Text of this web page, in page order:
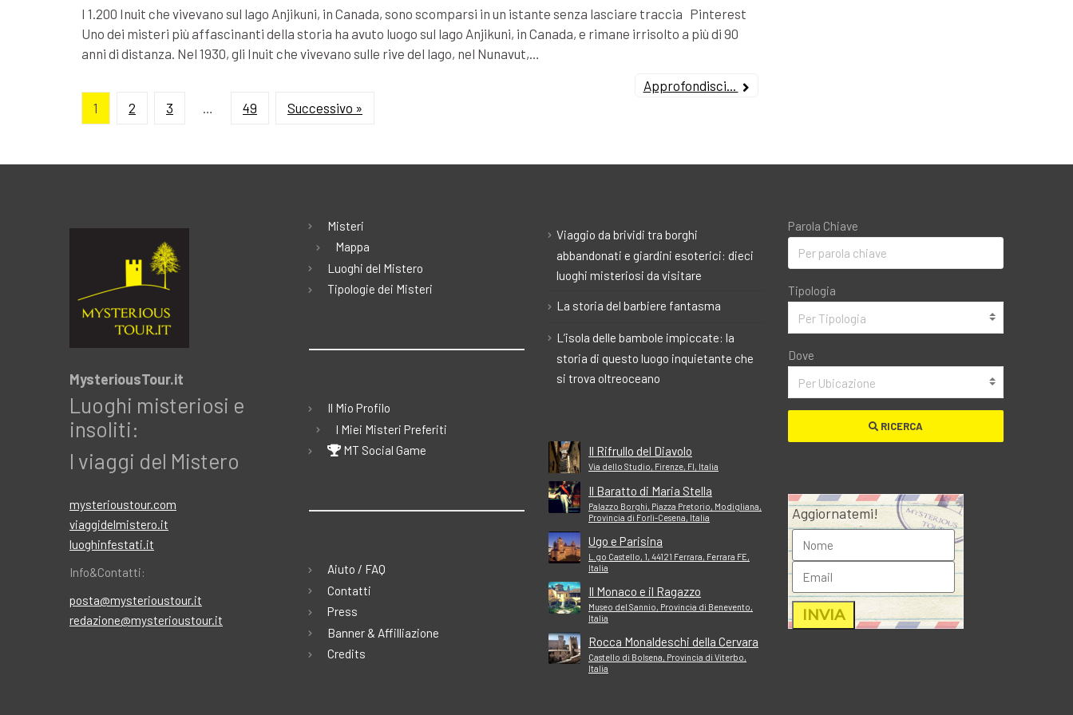
I 1.200 Inuit che vivevano sul lago Anjikuni, in Canada, sono scomparsi in un istante senza lasciare traccia Pinterest
Uno dei misteri più affascinanti della storia ha avuto luogo sul lago Anjikuni, in Canada, e rimane irrisolto a più di 90
anni di distanza. Nel 1930, gli Inuit che vivevano sulle rive del lago, nel Nunavut,…
Approfondisci...
1
2 3 49 Successivo »
MysteriousTour.it
Luoghi misteriosi e
insoliti:
I viaggi del Mistero
mysterioustour.com
viaggidelmistero.it
luoghinfestati.it
Info&Contatti:
posta@mysterioustour.it
redazione@mysterioustour.it
Misteri
Mappa
Luoghi del Mistero
Tipologie dei Misteri
Il Mio Profilo
I Miei Misteri Preferiti
MT Social Game
Aiuto / FAQ
Contatti
Press
Banner & Affilliazione
Credits
Viaggio da brividi tra borghi
abbandonati e giardini esoterici: dieci
luoghi misteriosi da visitare
La storia del barbiere fantasma
L’isola delle bambole impiccate: la
storia di questo luogo inquietante che
si trova oltreoceano
Il Rifrullo del Diavolo
Via dello Studio, Firenze, FI, Italia
Il Baratto di Maria Stella
Palazzo Borghi, Piazza Pretorio, Modigliana,
Provincia di Forlì-Cesena, Italia
Ugo e Parisina
L.go Castello, 1, 44121 Ferrara, Ferrara FE,
Italia
Il Monaco e il Ragazzo
Museo del Sannio, Provincia di Benevento,
Italia
Rocca Monaldeschi della Cervara
Castello di Bolsena, Provincia di Viterbo,
Italia
Parola Chiave
Tipologia
Per Tipologia
Dove
Per Ubicazione
RICERCA
Aggiornatemi!